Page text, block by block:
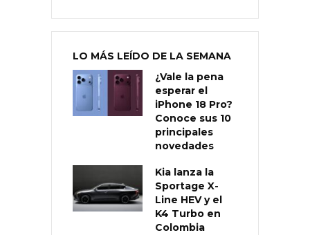
LO MÁS LEÍDO DE LA SEMANA
¿Vale la pena
esperar el
iPhone 18 Pro?
Conoce sus 10
principales
novedades
Kia lanza la
Sportage X-
Line HEV y el
K4 Turbo en
Colombia